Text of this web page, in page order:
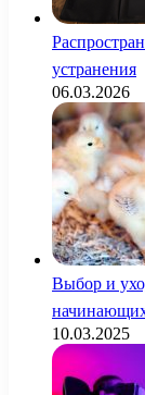
устранения
06.03.2026
Выбор и
10.03.2025